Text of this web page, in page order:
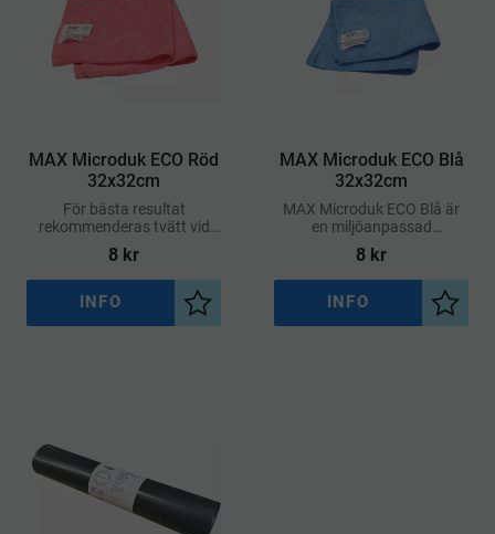
MAX Microduk ECO Röd
32x32cm
För bästa resultat
rekommenderas tvätt vid
60°C, vilket är mer skonsamt
för miljön
8 kr
Lägg till i önskelista
INFO
MAX Microduk ECO Blå
32x32cm
MAX Microduk ECO Blå är
en miljöanpassad
mikrofiberduk med bra
kvalitet och funktion
8 kr
Lägg
INFO